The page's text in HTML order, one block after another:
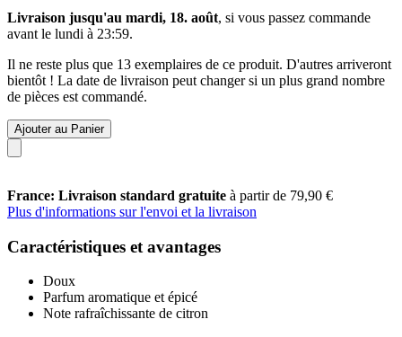
Livraison jusqu'au mardi, 18. août, si vous passez commande
avant le lundi à 23:59.
Il ne reste plus que 13 exemplaires de ce produit. D'autres arriveront
bientôt ! La date de livraison peut changer si un plus grand nombre
de pièces est commandé.
Ajouter au Panier
France: Livraison standard gratuite à partir de 79,90 €
Plus d'informations sur l'envoi et la livraison
Caractéristiques et avantages
Doux
Parfum aromatique et épicé
Note rafraîchissante de citron